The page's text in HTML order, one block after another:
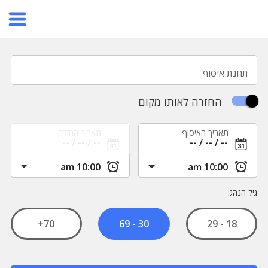
תחנת איסוף
החזרה לאותו מקום
תאריך האיסוף
גיל הנהג:
18 - 29
30 - 69
70+